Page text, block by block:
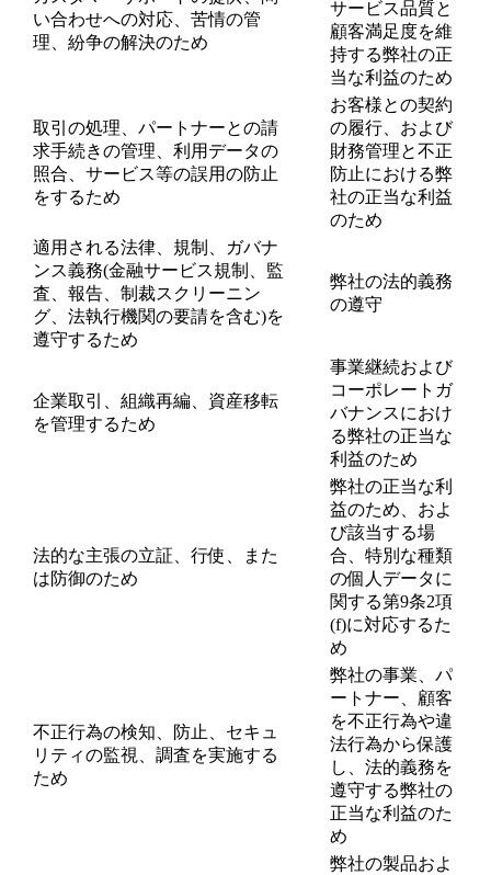
い合わせへの対応、苦情の管
理、紛争の解決のため
サービス品質と
顧客満足度を維
持する弊社の正
当な利益のため
取引の処理、パートナーとの請
求手続きの管理、利用データの
照合、サービス等の誤用の防止
をするため
お客様との契約
の履行、および
財務管理と不正
防止における弊
社の正当な利益
のため
適用される法律、規制、ガバナ
ンス義務(金融サービス規制、監
査、報告、制裁スクリーニン
グ、法執行機関の要請を含む)を
遵守するため
弊社の法的義務
の遵守
企業取引、組織再編、資産移転
を管理するため
事業継続および
コーポレートガ
バナンスにおけ
る弊社の正当な
利益のため
法的な主張の立証、行使、また
は防御のため
弊社の正当な利
益のため、およ
び該当する場
合、特別な種類
の個人データに
関する第9条2項
(f)に対応するた
め
不正行為の検知、防止、セキュ
リティの監視、調査を実施する
ため
弊社の事業、パ
ートナー、顧客
を不正行為や違
法行為から保護
し、法的義務を
遵守する弊社の
正当な利益のた
め
弊社の製品およ